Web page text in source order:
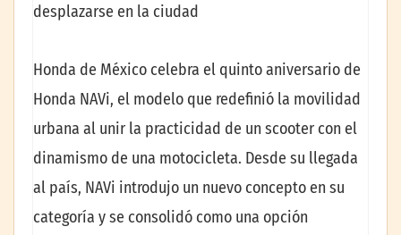
desplazarse en la ciudad
Honda de México celebra el quinto aniversario de
Honda NAVi, el modelo que redefinió la movilidad
urbana al unir la practicidad de un scooter con el
dinamismo de una motocicleta. Desde su llegada
al país, NAVi introdujo un nuevo concepto en su
categoría y se consolidó como una opción